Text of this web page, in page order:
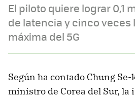
El piloto quiere lograr 0,1
de latencia y cinco veces
máxima del 5G
Según ha contado Chung
ministro de Corea del Sur, la